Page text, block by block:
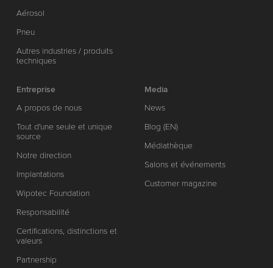
Aérosol
Pneu
Autres industries / produits
techniques
Entreprise
A propos de nous
Tout d'une seule et unique
source
Notre direction
Implantations
Wipotec Foundation
Responsabilité
Certifications, distinctions et
valeurs
Partnership
Media
News
Blog (EN)
Médiathèque
Salons et événements
Customer magazine